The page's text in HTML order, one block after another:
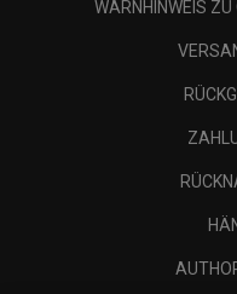
WARNHINWEIS ZU